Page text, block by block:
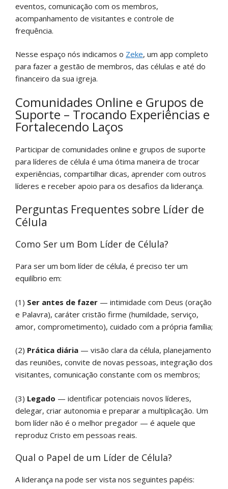
eventos, comunicação com os membros,
acompanhamento de visitantes e controle de
frequência.
Nesse espaço nós indicamos o Zeke, um app completo
para fazer a gestão de membros, das células e até do
financeiro da sua igreja.
Comunidades Online e Grupos de
Suporte – Trocando Experiências e
Fortalecendo Laços
Participar de comunidades online e grupos de suporte
para líderes de célula é uma ótima maneira de trocar
experiências, compartilhar dicas, aprender com outros
líderes e receber apoio para os desafios da liderança.
Perguntas Frequentes sobre Líder de
Célula
Como Ser um Bom Líder de Célula?
Para ser um bom líder de célula, é preciso ter um
equilíbrio em:
(1) Ser antes de fazer — intimidade com Deus (oração
e Palavra), caráter cristão firme (humildade, serviço,
amor, comprometimento), cuidado com a própria família;
(2) Prática diária — visão clara da célula, planejamento
das reuniões, convite de novas pessoas, integração dos
visitantes, comunicação constante com os membros;
(3) Legado — identificar potenciais novos líderes,
delegar, criar autonomia e preparar a multiplicação. Um
bom líder não é o melhor pregador — é aquele que
reproduz Cristo em pessoas reais.
Qual o Papel de um Líder de Célula?
A liderança na pode ser vista nos seguintes papéis: